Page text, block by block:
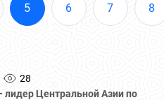
5 6 7 8
28
лидер Центральной Азии по